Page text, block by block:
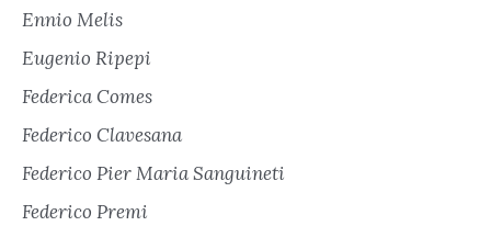
Ennio Melis
Eugenio Ripepi
Federica Comes
Federico Clavesana
Federico Pier Maria Sanguineti
Federico Premi